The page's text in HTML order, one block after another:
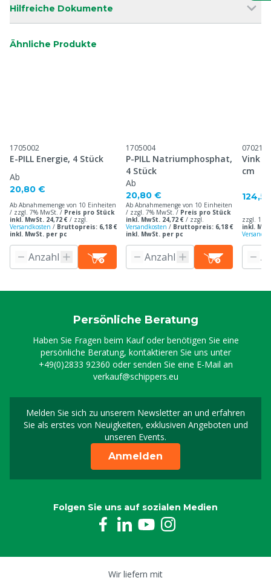
Hilfreiche Dokumente
Ähnliche Produkte
1705002
E-PILL Energie, 4 Stück
Ab
20,80 €
Ab Abnahmemenge von 10 Einheiten
/ zzgl. 7% MwSt. / Preis pro Stück
inkl. MwSt. 24,72 € / zzgl.
Versandkosten / Bruttopreis: 6,18 €
inkl. MwSt. per pc
1705004
P-PILL Natriumphosphat,
4 Stück
Ab
20,80 €
Ab Abnahmemenge von 10 Einheiten
/ zzgl. 7% MwSt. / Preis pro Stück
inkl. MwSt. 24,72 € / zzgl.
Versandkosten / Bruttopreis: 6,18 €
inkl. MwSt. per pc
0702106
Vink
cm
zzgl.
inkl.
Persönliche Beratung
Haben Sie Fragen beim Kauf oder benötigen Sie eine
persönliche Beratung, kontaktieren Sie uns unter
+49(0)2833 92360 oder senden Sie eine E-Mail an
verkauf@schippers.eu
Melden Sie sich zu unserem Newsletter an und erfahren
Sie als erstes von Neuigkeiten, exklusiven Angeboten und
unseren Events.
Melden Sie sich für
Anmelden
Folgen Sie uns auf sozialen Medien
Wir liefern mit